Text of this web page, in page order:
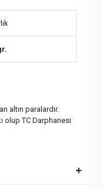
altın paralardır.
olup TC Darphanesi